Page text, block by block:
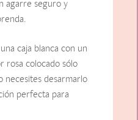
agarre seguro y
caja blanca con un
rosa colocado sólo
necesites desarmarlo
perfecta para